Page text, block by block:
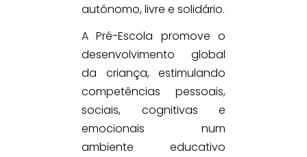
autónomo, livre e solidário.
A Pré-Escola promove o
desenvolvimento global
da criança, estimulando
competências pessoais,
sociais, cognitivas e
emocionais num
ambiente educativo